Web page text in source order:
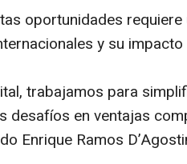
oportunidades
y su
trabajamos para
desafíos en ventajas
Enrique Ramos